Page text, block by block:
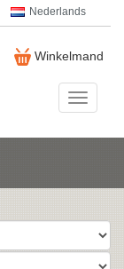
Nederlands
Winkelmand
Music